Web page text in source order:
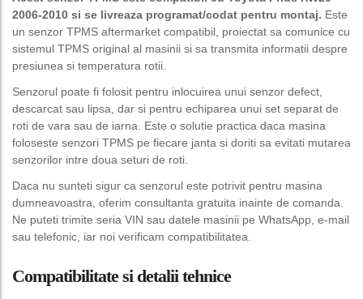
2006-2010 si se livreaza programat/codat pentru montaj. Este
un senzor TPMS aftermarket compatibil, proiectat sa comunice cu
sistemul TPMS original al masinii si sa transmita informatii despre
presiunea si temperatura rotii.
Senzorul poate fi folosit pentru inlocuirea unui senzor defect,
descarcat sau lipsa, dar si pentru echiparea unui set separat de
roti de vara sau de iarna. Este o solutie practica daca masina
foloseste senzori TPMS pe fiecare janta si doriti sa evitati mutarea
senzorilor intre doua seturi de roti.
Daca nu sunteti sigur ca senzorul este potrivit pentru masina
dumneavoastra, oferim consultanta gratuita inainte de comanda.
Ne puteti trimite seria VIN sau datele masinii pe WhatsApp, e-mail
sau telefonic, iar noi verificam compatibilitatea.
Compatibilitate si detalii tehnice